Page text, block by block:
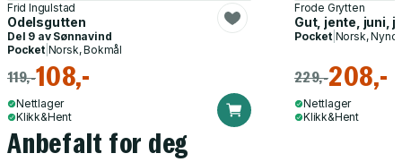
Frid Ingulstad
Odelsgutten
Del 9 av Sønnavind
Pocket| Norsk, Bokmål
119,-108,-
Nettlager
Klikk&Hent
Frode Grytten
Gut, jente, juni,
Pocket| Norsk,
229,-208,-
Nettlager
Klikk&Hent
Anbefalt for deg